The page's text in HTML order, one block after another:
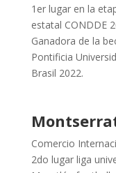
1er lugar en la
estatal CONDDE
Ganadora de la
Pontificia
Brasil 2022.
Comercio
2do lugar liga